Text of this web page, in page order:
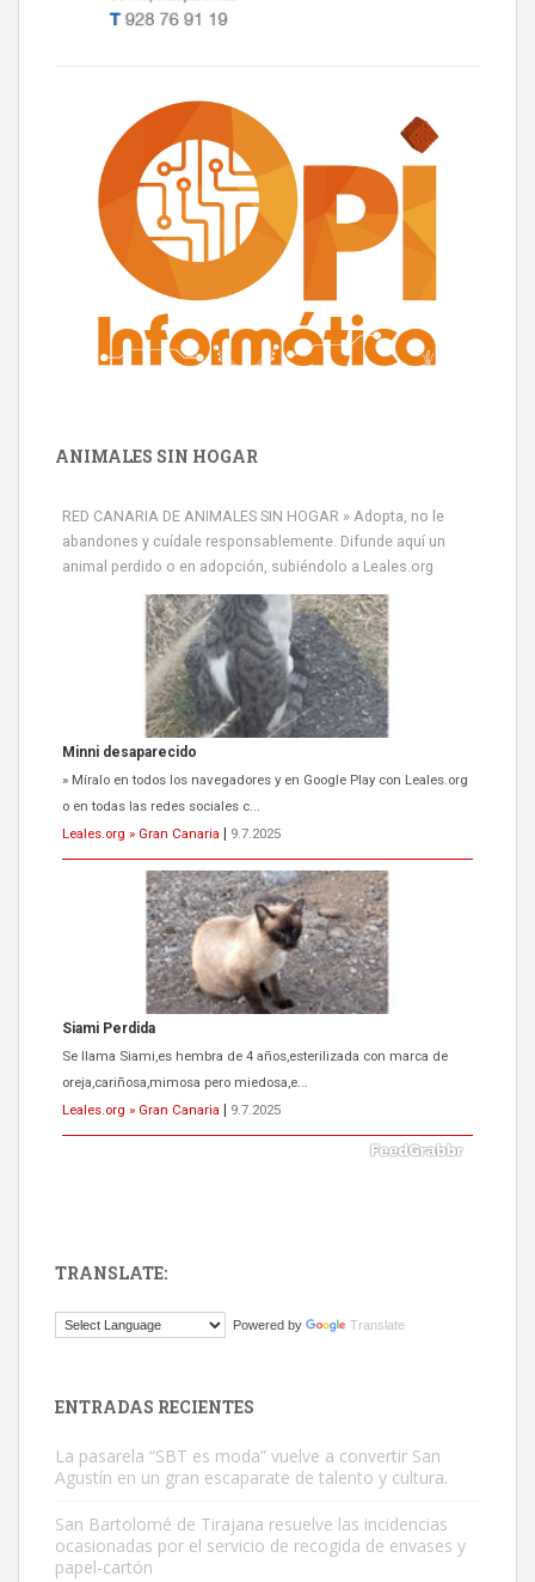
ANIMALES SIN HOGAR
RED CANARIA DE ANIMALES SIN HOGAR » Adopta, no le
abandones y cuídale responsablemente. Difunde aquí un
animal perdido o en adopción, subiéndolo a Leales.org
Siami Perdida
Se llama Siami,es hembra de 4 años,esterilizada con marca de
oreja,cariñosa,mimosa pero miedosa,e...
Leales.org » Gran Canaria
9.7.2025
ADOPCIÓN URGENTE GATA TEROR GRAN CANARIA
El ayuntamiento se va a llevar a Los Gatos callejeros de la zona los
próximos días, ella incluida...
Leales.org » Gran Canaria
9.7.2025
Este gato macho ha aparecido en la calle hace menos de un mes,
TRANSLATE:
Powered by Translate
ENTRADAS RECIENTES
La pasarela “SBT es moda” vuelve a convertir San
Agustín en un gran escaparate de talento y cultura.
San Bartolomé de Tirajana resuelve las incidencias
ocasionadas por el servicio de recogida de envases y
papel-cartón